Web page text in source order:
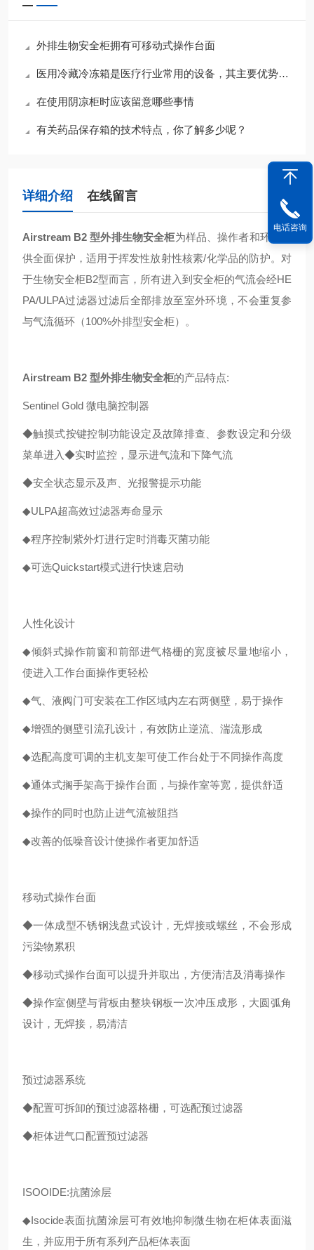
外排生物安全柜拥有可移动式操作台面
医用冷藏冷冻箱是医疗行业常用的设备，其主要优势包括以下几个方面
在使用阴凉柜时应该留意哪些事情
有关药品保存箱的技术特点，你了解多少呢？
详细介绍 在线留言
Airstream B2 型外排生物安全柜为样品、操作者和环境提
供全面保护，适用于挥发性放射性核素/化学品的防护。对
于生物安全柜B2型而言，所有进入到安全柜的气流会经HE
PA/ULPA过滤器过滤后全部排放至室外环境，不会重复参
与气流循环（100%外排型安全柜） 。
Airstream B2 型外排生物安全柜的产品特点:
Sentinel Gold 微电脑控制器
◆触摸式按键控制功能设定及故障排查、参数设定和分级
菜单进入◆实时监控，显示进气流和下降气流
◆安全状态显示及声、光报警提示功能
◆ULPA超高效过滤器寿命显示
◆程序控制紫外灯进行定时消毒灭菌功能
◆可选Quickstart模式进行快速启动
人性化设计
◆倾斜式操作前窗和前部进气格栅的宽度被尽量地缩小，
使进入工作台面操作更轻松
◆气、液阀门可安装在工作区域内左右两侧壁，易于操作
◆增强的侧壁引流孔设计，有效防止逆流、湍流形成
◆选配高度可调的主机支架可使工作台处于不同操作高度
◆通体式搁手架高于操作台面，与操作室等宽，提供舒适
◆操作的同时也防止进气流被阻挡
◆改善的低噪音设计使操作者更加舒适
移动式操作台面
◆一体成型不锈钢浅盘式设计，无焊接或螺丝，不会形成
污染物累积
◆移动式操作台面可以提升并取出，方便清洁及消毒操作
◆操作室侧壁与背板由整块钢板一次冲压成形，大圆弧角
设计，无焊接，易清洁
预过滤器系统
◆配置可拆卸的预过滤器格栅，可选配预过滤器
◆柜体进气口配置预过滤器
ISOOIDE:抗菌涂层
◆Isocide表面抗菌涂层可有效地抑制微生物在柜体表面滋
生，并应用于所有系列产品柜体表面
电话咨询